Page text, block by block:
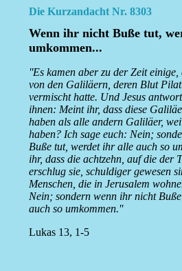
Die Kurzandacht Nr. 8303
Wenn ihr nicht Buße tut,
umkommen...
''Es kamen aber zu der Zeit
von den Galiläern, deren Blut
vermischt hatte. Und Jesus
ihnen: Meint ihr, dass diese
haben als alle andern Galiläer,
haben? Ich sage euch: Nein;
Buße tut, werdet ihr alle auch so
ihr, dass die achtzehn, auf die der
erschlug sie, schuldiger gewesen
Menschen, die in Jerusalem
Nein; sondern wenn ihr nicht
auch so umkommen.''
Lukas 13, 1-5